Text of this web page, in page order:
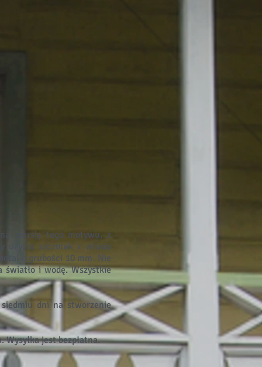
wersję tego motywu, z
użyciu szczotek z włosia
o grubości 10 mm. Nie
i wodę. Wszystkie
dni na stworzenie
Wysyłka jest bezpłatna.